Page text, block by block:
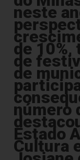
neste
de 10%,
de
de
número
Estado
Cultura